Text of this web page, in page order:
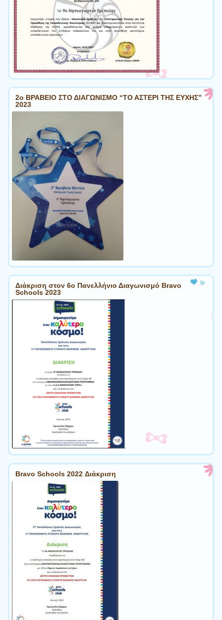
2ο ΒΡΑΒΕΙΟ ΣΤΟ ΔΙΑΓΩΝΙΣΜΟ “ΤΟ ΑΣΤΕΡΙ ΤΗΣ ΕΥΧΗΣ”
2023
Διάκριση στον 6ο Πανελλήνιο Διαγωνισμό Bravo
Schools 2023
Bravo Schools 2022 Διάκριση